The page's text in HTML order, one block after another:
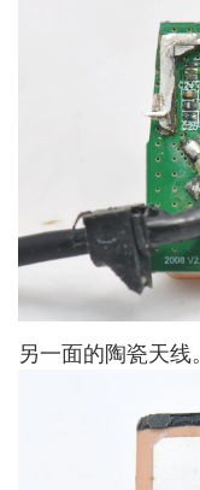
另一面的陶瓷天线。